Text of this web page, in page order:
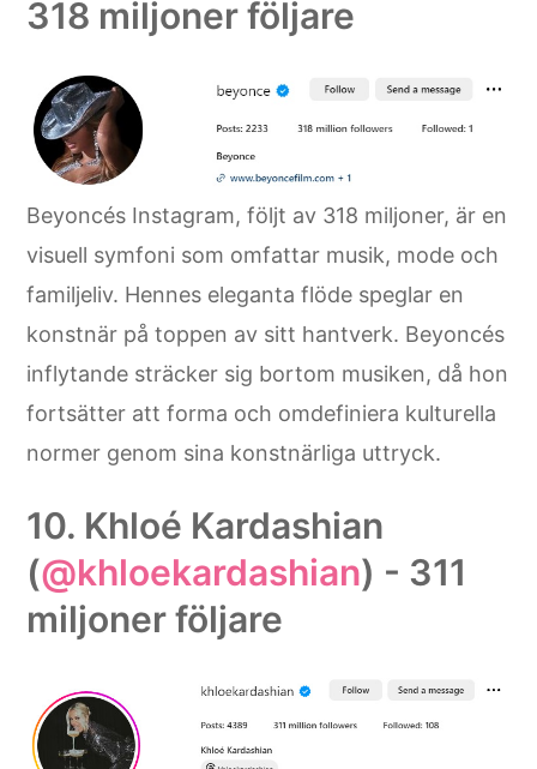
318 miljoner följare
Beyoncés Instagram, följt av 318 miljoner, är en
visuell symfoni som omfattar musik, mode och
familjeliv. Hennes eleganta flöde speglar en
konstnär på toppen av sitt hantverk. Beyoncés
inflytande sträcker sig bortom musiken, då hon
fortsätter att forma och omdefiniera kulturella
normer genom sina konstnärliga uttryck.
10. Khloé Kardashian
(@khloekardashian) - 311
miljoner följare